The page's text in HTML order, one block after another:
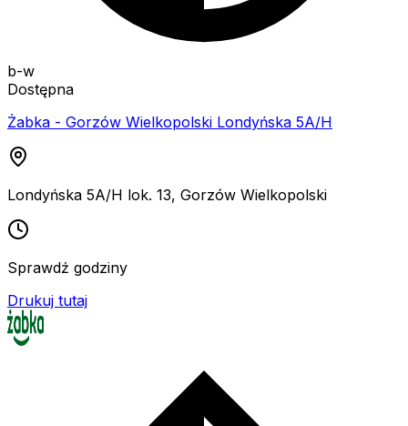
b-w
Dostępna
Żabka - Gorzów Wielkopolski Londyńska 5A/H
Londyńska 5A/H lok. 13, Gorzów Wielkopolski
Sprawdź godziny
Drukuj tutaj